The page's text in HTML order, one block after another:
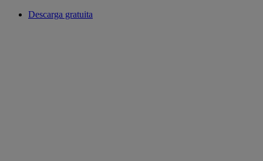
Descarga gratuita